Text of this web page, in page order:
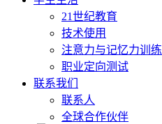
21世纪教育
技术使用
注意力与记忆力训练
职业定向测试
联系我们
联系人
全球合作伙伴